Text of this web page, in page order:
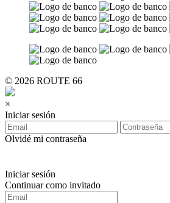
© 2026 ROUTE 66
×
Iniciar sesión
Olvidé mi contraseña
Iniciar sesión
Continuar como invitado